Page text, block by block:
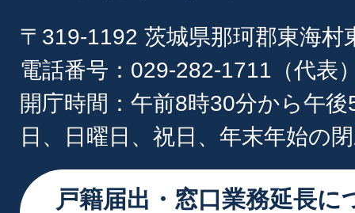
〒319-1192 茨城県那珂郡東海村
電話番号：029-282-1711（代表
開庁時間：午前8時30分から午
日、日曜日、祝日、年末年始の
戸籍届出・窓口業務延長に